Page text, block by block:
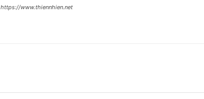
https://www.thiennhien.net